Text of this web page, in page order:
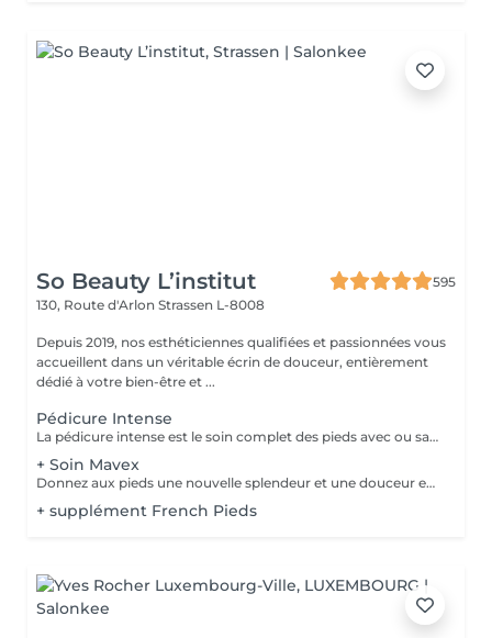
So Beauty L’institut
595
130, Route d'Arlon Strassen L-8008
Depuis 2019, nos esthéticiennes qualifiées et passionnées vous
accueillent dans un véritable écrin de douceur, entièrement
dédié à votre bien-être et ...
Pédicure Intense
La pédicure intense est le soin complet des pieds avec ou sans souci particulier. Elle comprend : bain de pied, pousse et coupe des cuticules, coupe et limage des ongles, travail des callosités et/ou cors au bistouri/crédo, rape, gommage, massage avec crème de soin. La pose de vernis transparent est incluse si souhaitée.
+ Soin Mavex
Donnez aux pieds une nouvelle splendeur et une douceur extraordinaire grâce à un traitement agréable et relaxant. Mavex Calluspeeling® est un soin professionnel pour la beauté des pieds qui permet d'obtenir des résultats immédiats et incroyables avec une seule séance. Rapide, facile, et efficace ! Mavex Calluspeeling® peut être réalisé seul comme une pédicure classique mais sans lame ni fraise, ou proposé en complément en cabine lors d'un soin visage (lors de la pose d'un masque), soin corps (lors d'un enveloppement), ou d'un soin des ongles et des cuticules.
+ supplément French Pieds